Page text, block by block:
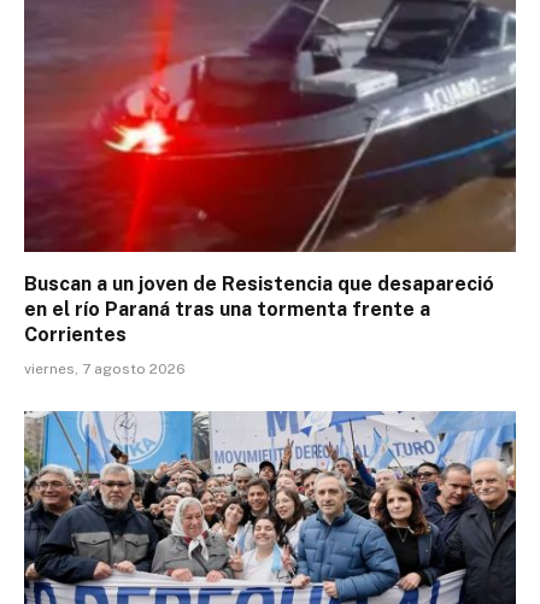
Buscan a un joven de Resistencia que desapareció
en el río Paraná tras una tormenta frente a
Corrientes
viernes, 7 agosto 2026